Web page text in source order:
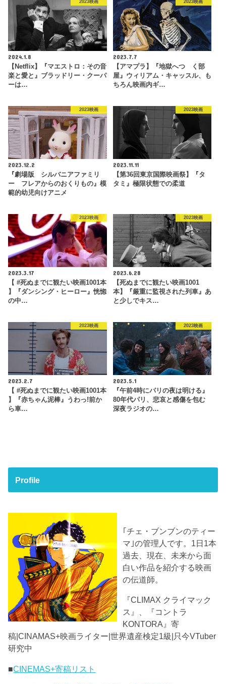
2023映画
2024.1.8
【Netflix】『マエストロ：その音
楽と愛と』ブラッドリー・クーパ
ーは…
2023映画
2023.7.7
【アマプラ】『地獄へつゞく部
屋』ウィリアム・キャッスル、も
ちろん映画内ギ…
2023映画
2023.12.2
『劇場版 シルバニアファミリ
ー フレアからのおくりもの』模
範的幼児向けアニメ
2023映画
2023.11.11
【第36回東京国際映画祭】『タ
タミ』極限状態での柔道
2023映画
2023.3.17
【 #死ぬまでに観たい映画1001本
】『ダンシング・ヒーロー』恍惚
の中…
2023映画
2023.6.28
【死ぬまでに観たい映画1001
本】『厳重に監視された列車』あ
と少しでキス…
2023映画
2023.2.7
【 #死ぬまでに観たい映画1001本
】『赤ちゃん泥棒』うわっ!前か
ら車…
2023映画
2023.5.1
『午前4時にパリの夜は明ける』
80年代パリ、悲哀と感傷を包む
深夜ラジオの…
Profile
｢チェ・ブンブンのティー
マ｣の管理人です。1日1本
過去、現在、未来から面
白い作品を紹介する映画
の伝道師。
『CLIMAX クライマック
ス』、『コントラ
KONTORA』寄
稿|CINAMAS+映画ライター|世界遺産検定1級|只今VTuber
研究中
■CINEMAS+寄稿リスト